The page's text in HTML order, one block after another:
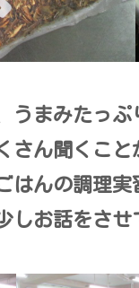
うまみたっ
さん聞くこ
はんの調理
しお話をさせ